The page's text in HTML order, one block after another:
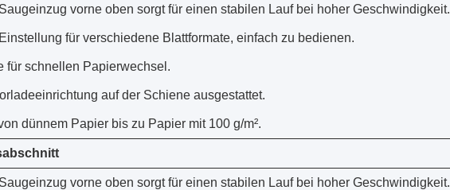
vorne oben sorgt für einen stabilen Lauf bei hoher Geschwindigkeit.
für verschiedene Blattformate, einfach zu bedienen.
für schnellen Papierwechsel.
auf der Schiene ausgestattet.
dünnem Papier bis zu Papier mit 100 g/m².
vorne oben sorgt für einen stabilen Lauf bei hoher Geschwindigkeit.